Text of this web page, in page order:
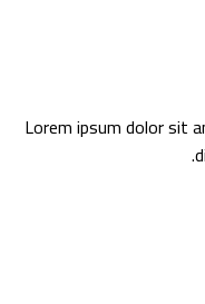
Lorem ipsum dolor sit